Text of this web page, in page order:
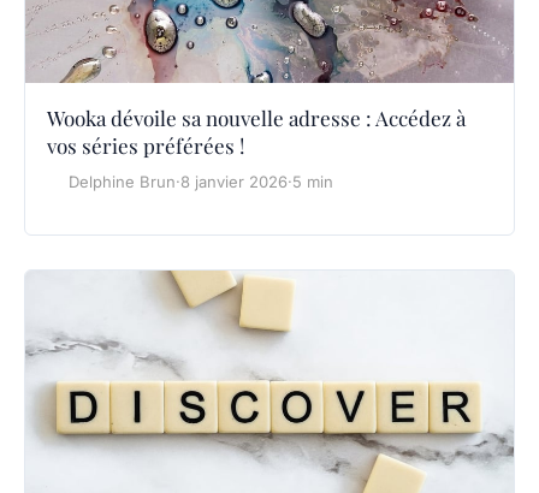
Wooka dévoile sa nouvelle adresse : Accédez à
vos séries préférées !
Delphine Brun·8 janvier 2026·5 min